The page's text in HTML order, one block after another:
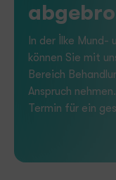
In der İlke Mund-
können Sie mit
Bereich
Anspruch
Termin für ein